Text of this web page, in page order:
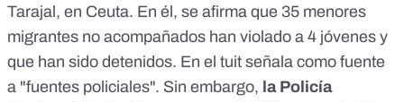
Tarajal, en Ceuta. En él, se afirma que 35 menores
migrantes no acompañados han violado a 4 jóvenes y
que han sido detenidos. En el tuit señala como fuente
a "fuentes policiales". Sin embargo, la Policía